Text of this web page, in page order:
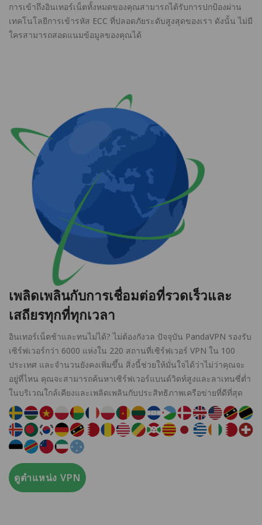
การเข้าถึงอินเทอร์เน็ตทั้งหมดของคุณสามารถได้รับการปกป้องผ่าน
เทคโนโลยีการเข้ารหัส ECC ที่ปลอดภัยระดับสูงสุดของเรา ดังนั้น ไม่มี
ใครสามารถสอดแนมข้อมูลของคุณได้
เพลิดเพลินกับการเชื่อมต่อที่รวดเร็วและ
เสถียรทุกที่ทุกเวลา
อินเทอร์เน็ตช้าและทนไม่ได้? ไม่ต้องกังวล ปัจจุบัน PandaVPN รองรับ
เซิร์ฟเวอร์กว่า 6000 แห่งใน 220 สถานที่เซิร์ฟเวอร์ VPN ใน 100
ประเทศ และจำนวนยังคงเพิ่มขึ้น สิ่งนี้ช่วยให้มั่นใจได้ว่าไม่ว่าคุณจะ
อยู่ที่ไหน คุณจะสามารถค้นหาเซิร์ฟเวอร์แบนด์วิดท์สูงและลาเทนซี่ต่ำ
ในบริเวณใกล้เคียงและเพลิดเพลินกับประสิทธิภาพเครือข่ายที่ดีที่สุด
ดูตำแหน่ง VPN